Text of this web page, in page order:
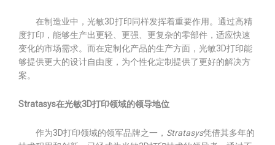
在制造业中，光敏3D打印同样发挥着重要作用。通过高精
度打印，能够生产出更轻、更强、更复杂的零部件，适应快速
变化的市场需求。而在定制化产品的生产方面，光敏3D打印能
够提供更大的设计自由度，为个性化定制提供了更好的解决方
案。
Stratasys在光敏3D打印领域的领导地位
作为3D打印领域的领军品牌之一， Stratasys凭借其多年的